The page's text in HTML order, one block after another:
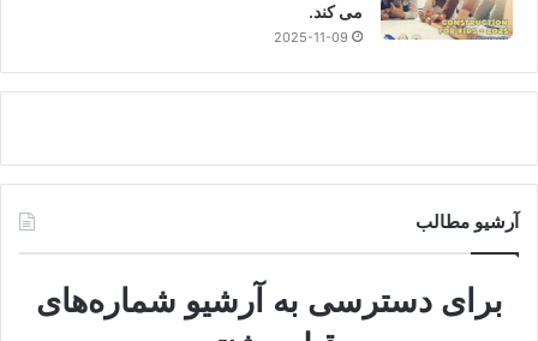
می کند.
2025-11-09
آرشیو مطالب
برای دسترسی به آرشیو شماره‌های